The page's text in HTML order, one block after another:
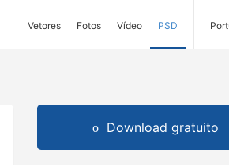
Vetores Fotos Vídeo PSD
Download gratuito